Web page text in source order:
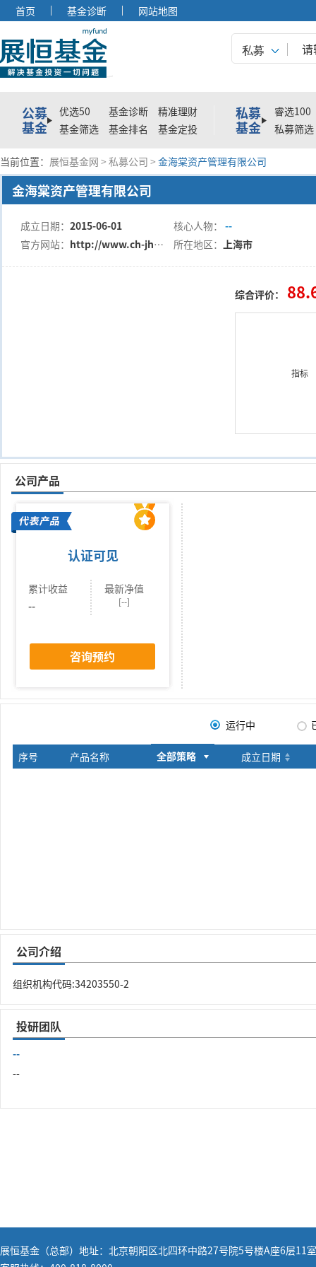
首页 基金诊断 网站地图
私募
公募
基金
优选50 基金诊断
精准理财
基金筛选
基金排名 基金定投
私募
基金
睿选100
私募筛选
当前位置： 展恒基金网 > 私募公司 > 金海棠资产管理有限公司
金海棠资产管理有限公司
成立日期： 2015-06-01 核心人物：--
官方网站： http://www.ch-jht.com 所在地区：上海市
综合评价：
指标
公司产品
认证可见
累计收益
--
最新净值
[--]
咨询预约
运行中
全部策略
序号 产品名称 全部策略 成立日期
公司介绍
组织机构代码:34203550-2
投研团队
--
--
展恒基金（总部）地址：北京朝阳区北四环中路27号院5号楼A座6层11室